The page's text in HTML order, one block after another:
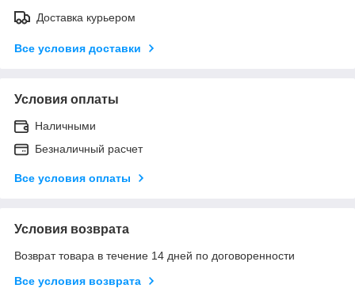
Доставка курьером
Все условия доставки
Условия оплаты
Наличными
Безналичный расчет
Все условия оплаты
Условия возврата
Возврат товара в течение 14 дней по договоренности
Все условия возврата